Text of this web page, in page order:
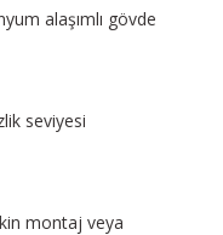
alaşımlı gövde
seviyesi
montaj veya